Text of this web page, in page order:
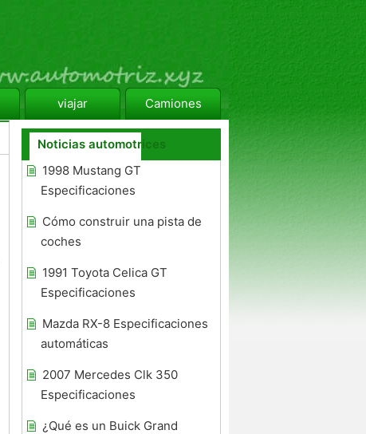
viajar Camiones
Noticias automotrices
1998 Mustang GT
Especificaciones
Cómo construir una pista de
coches
1991 Toyota Celica GT
Especificaciones
Mazda RX-8 Especificaciones
automáticas
2007 Mercedes Clk 350
Especificaciones
¿Qué es un Buick Grand